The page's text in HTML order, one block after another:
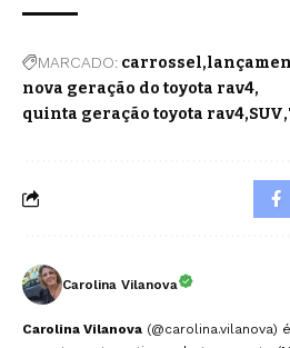
MARCADO: carrossel
nova geração do toyota rav4
quinta geração toyota rav4 SUV
Carolina Vilanova
Carolina Vilanova (@carolina.vilanova)